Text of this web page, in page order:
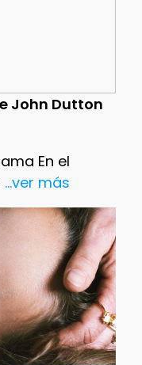
John Dutton
En el
...ver más